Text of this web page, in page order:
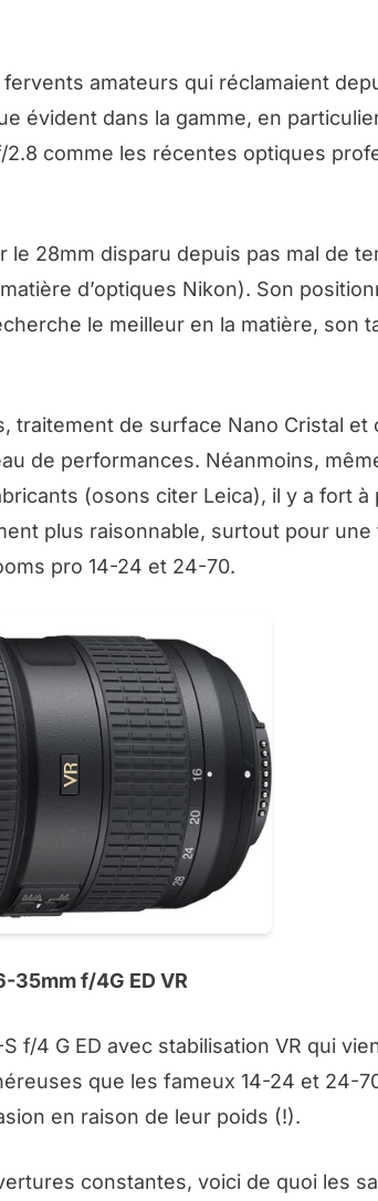
amateurs qui réclamaient
évident dans la gamme, en
comme les récentes optiques
le 28mm disparu depuis pas mal de
d’optiques Nikon). Son
le meilleur en la matière, son
traitement de surface Nano Cristal et
de performances. Néanmoins,
(osons citer Leica), il y a fort à
plus raisonnable, surtout pour une
pro 14-24 et 24-70.
35mm f/4G ED VR
f/4 G ED avec stabilisation VR qui
que les fameux 14-24 et 24-
en raison de leur poids (!).
constantes, voici de quoi les